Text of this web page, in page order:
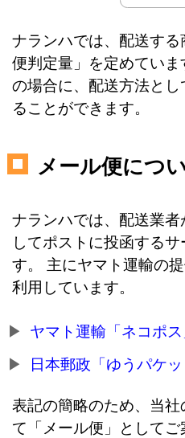
ナランハでは、配送す
便判定量」を定めてい
の場合に、配送方法と
ることができます。
メール便につ
ナランハでは、配送業
してポストに投函する
す。 主にヤマト運輸の
利用しています。
ヤマト運輸「ネコポ
日本郵政「ゆうパケ
表記の簡略のため、当
て「メール便」としてご